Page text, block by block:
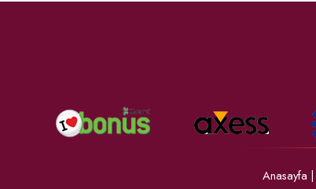
Anasayfa |